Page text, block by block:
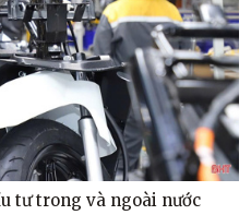
tư trong và ngoài nước